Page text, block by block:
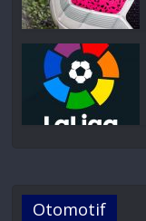
Otomotif